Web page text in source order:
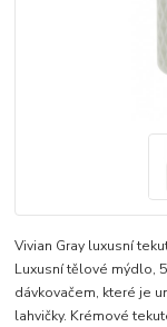
Vivian Gray luxusní
Luxusní tělové mýdlo,
dávkovačem, které je
lahvičky. Krémové